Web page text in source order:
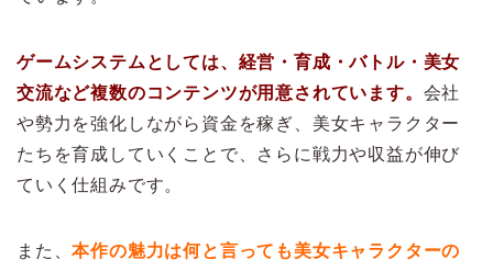
ゲームシステムとしては、経営・育成・バトル・美女
交流など複数のコンテンツが用意されています。 会社
や勢力を強化しながら資金を稼ぎ、美女キャラクター
たちを育成していくことで、さらに戦力や収益が伸び
ていく仕組みです。
また、本作の魅力は何と言っても美女キャラクターの